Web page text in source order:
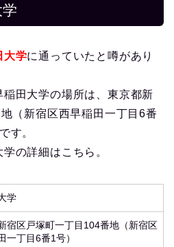
大学に通っていたと噂があり
田大学の場所は、東京都新
（新宿区西早稲田一丁目6番
す。
の詳細はこちら。
学
宿区戸塚町一丁目104番地（新宿区
一丁目6番1号）